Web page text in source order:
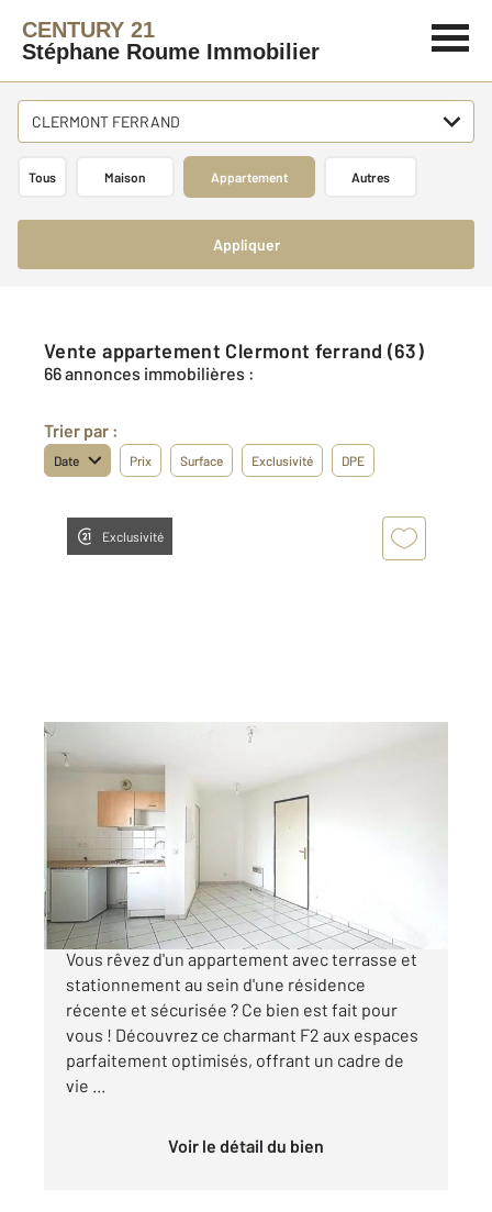
CENTURY 21
Stéphane Roume Immobilier
CLERMONT FERRAND
Tous Maison Appartement Autres
Appliquer
Vente appartement Clermont ferrand (63)
66 annonces immobilières :
Trier par :
Date Prix Surface Exclusivité DPE
Exclusivité
CLERMONT FERRAND 63
41,89 m2, 2 pièces
Ref : 25420
Appartement F2 à vendre
109 700 €
MANDAT CONFIANCE - CLERMONT FERRAND
Vous rêvez d'un appartement avec terrasse et
stationnement au sein d'une résidence
récente et sécurisée ? Ce bien est fait pour
vous ! Découvrez ce charmant F2 aux espaces
parfaitement optimisés, offrant un cadre de
vie ...
Voir le détail du bien